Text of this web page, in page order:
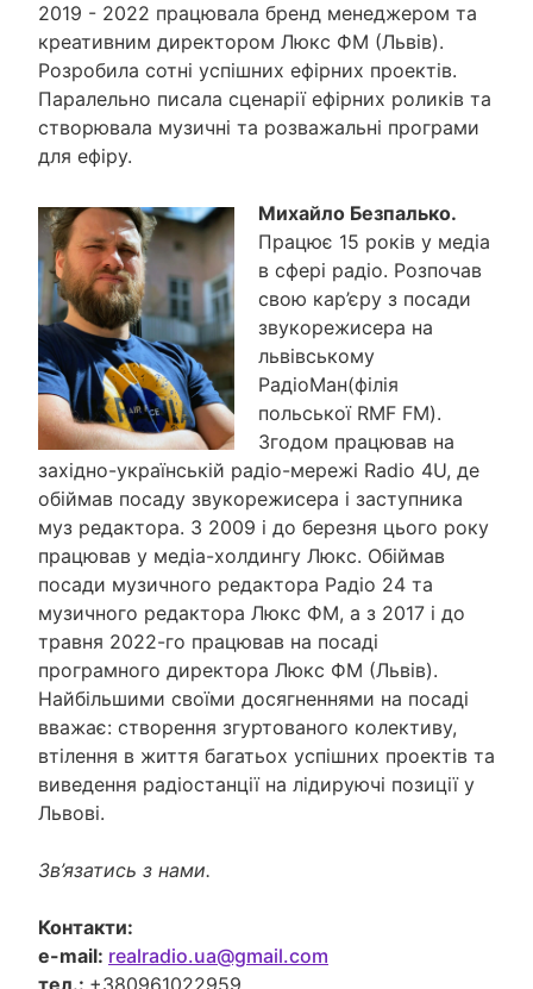
2019 - 2022 працювала бренд менеджером та
креативним директором Люкс ФМ (Львів).
Розробила сотні успішних ефірних проектів.
Паралельно писала сценарії ефірних роликів та
створювала музичні та розважальні програми
для ефіру.
Михайло Безпалько.
Працює 15 років у медіа
в сфері радіо. Розпочав
свою кар’єру з посади
звукорежисера на
львівському
РадіоМан(філія
польської RMF FM).
Згодом працював на
західно-українській радіо-мережі Radio 4U, де
обіймав посаду звукорежисера і заступника
муз редактора. З 2009 і до березня цього року
працював у медіа-холдингу Люкс. Обіймав
посади музичного редактора Радіо 24 та
музичного редактора Люкс ФМ, а з 2017 і до
травня 2022-го працював на посаді
програмного директора Люкс ФМ (Львів).
Найбільшими своїми досягненнями на посаді
вважає: створення згуртованого колективу,
втілення в життя багатьох успішних проектів та
виведення радіостанції на лідируючі позиції у
Львові.
Зв’язатись з нами.
Контакти:
e-mail: realradio.ua@gmail.com
тел.: +380961022959